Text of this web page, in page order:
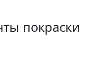
покраски